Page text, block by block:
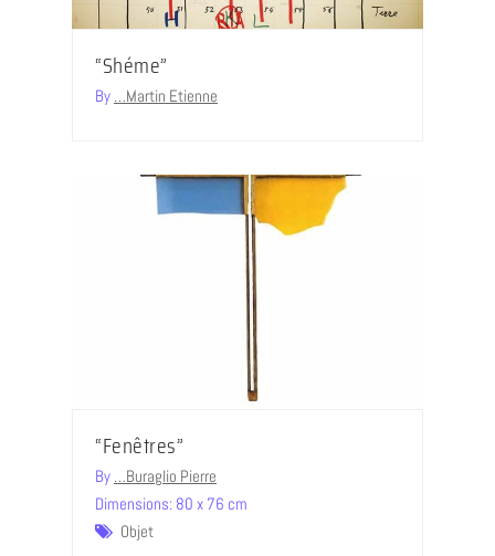
“Shéme”
By …Martin Etienne
“Fenêtres”
By
…Buraglio Pierre
Dimensions: 80 x 76 cm
Objet